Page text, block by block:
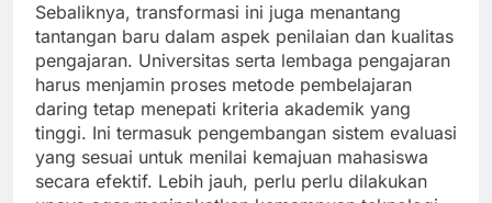
Sebaliknya, transformasi ini juga menantang
tantangan baru dalam aspek penilaian dan kualitas
pengajaran. Universitas serta lembaga pengajaran
harus menjamin proses metode pembelajaran
daring tetap menepati kriteria akademik yang
tinggi. Ini termasuk pengembangan sistem evaluasi
yang sesuai untuk menilai kemajuan mahasiswa
secara efektif. Lebih jauh, perlu perlu dilakukan